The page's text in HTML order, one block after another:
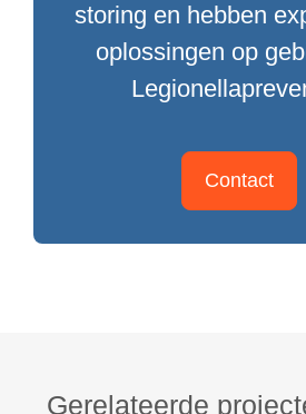
storing en hebben
oplossingen op
Contact
Gerelateerde